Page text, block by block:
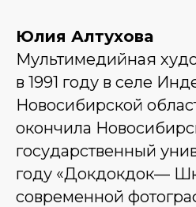
Юлия Алтухова
Мультимедийная
в 1991 году в селе
Новосибирской
окончила
государственный
году «Докдокдок—
современной